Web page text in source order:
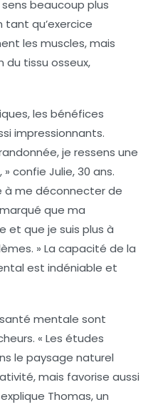
beaucoup plus
tant qu’exercice
les muscles, mais
du tissu osseux,
les bénéfices
impressionnants.
je ressens une
, » confie Julie, 30 ans.
à me déconnecter de
que ma
et que je suis plus à
» La capacité de la
est indéniable et
mentale sont
« Les études
le paysage naturel
, mais favorise aussi
Thomas, un